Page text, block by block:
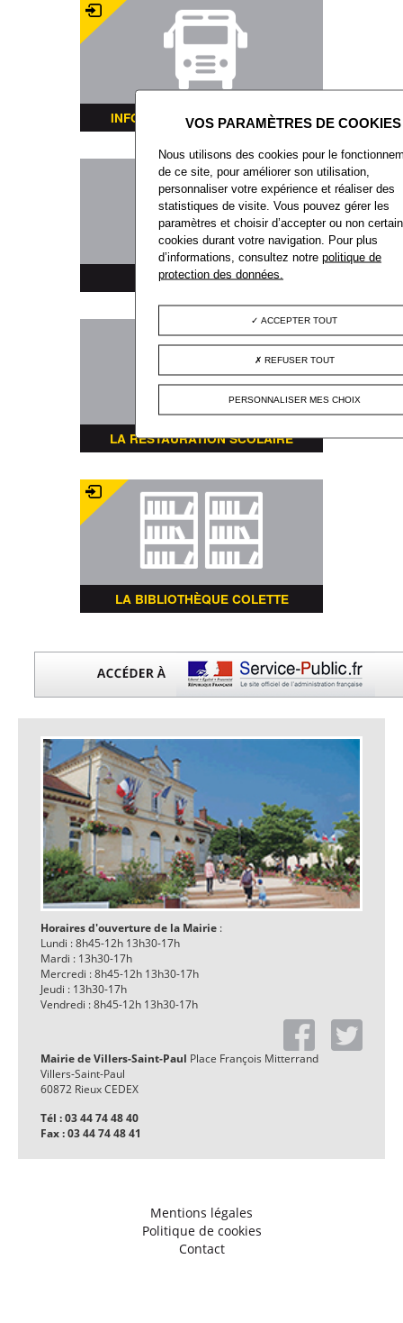
INFORMATIONS TRANSPORTS
PLAN DE LA VILLE
LA RESTAURATION SCOLAIRE
LA BIBLIOTHÈQUE COLETTE
Horaires d'ouverture de la Mairie :
Lundi : 8h45-12h 13h30-17h
Mardi : 13h30-17h
Mercredi : 8h45-12h 13h30-17h
Jeudi : 13h30-17h
Vendredi : 8h45-12h 13h30-17h
Mairie de Villers-Saint-Paul Place François Mitterrand
Villers-Saint-Paul
60872 Rieux CEDEX
Tél : 03 44 74 48 40
Fax : 03 44 74 48 41
Mentions légales
Politique de cookies
Contact
Nous utilisons des cookies pour le
de ce site, pour améliorer son utilisation,
personnaliser votre expérience et réaliser des
statistiques de visite. Vous pouvez gérer les
paramètres et choisir d’accepter ou non
cookies durant votre navigation. Pour plus
d’informations, consultez notrepolitique de
protection des données.
ACCEPTER TOUT
REFUSER TOUT
PERSONNALISER MES CHOIX